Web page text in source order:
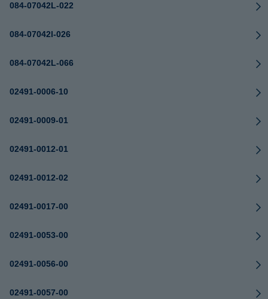
084-07042L-022
084-07042l-026
084-07042L-066
02491-0006-10
02491-0009-01
02491-0012-01
02491-0012-02
02491-0017-00
02491-0053-00
02491-0056-00
02491-0057-00